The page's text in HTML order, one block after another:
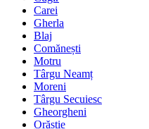
Carei
Gherla
Blaj
Comănești
Motru
Târgu Neamț
Moreni
Târgu Secuiesc
Gheorgheni
Orăștie